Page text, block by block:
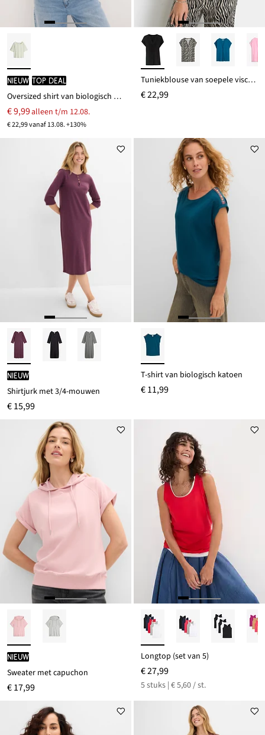
Nieuw TOP DEAL
Oversized shirt van biologisch katoen
€ 9,99alleen t/m 12.08.
€ 22,99 vanaf 13.08. +130%
Tuniekblouse van soepele viscose
€ 22,99
Nieuw
Shirtjurk met 3/4-mouwen
€ 15,99
T-shirt van biologisch katoen
€ 11,99
Nieuw
Sweater met capuchon
€ 17,99
Longtop (set van 5)
€ 27,99
5 stuks | € 5,60 / st.